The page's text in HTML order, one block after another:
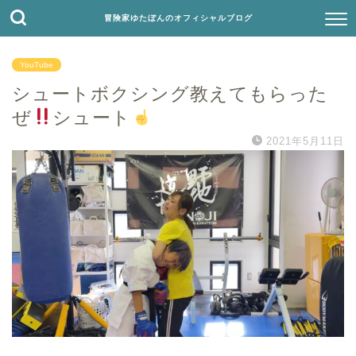
冒険家ゆたぼんのオフィシャルブログ
YouTube
シュートボクシング教えてもらった
ぜ
シュート
2021年5月11日